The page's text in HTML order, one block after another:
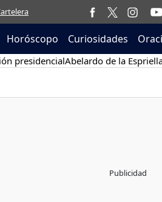
Horóscopo Curiosidades
presidencialAbelardo de la